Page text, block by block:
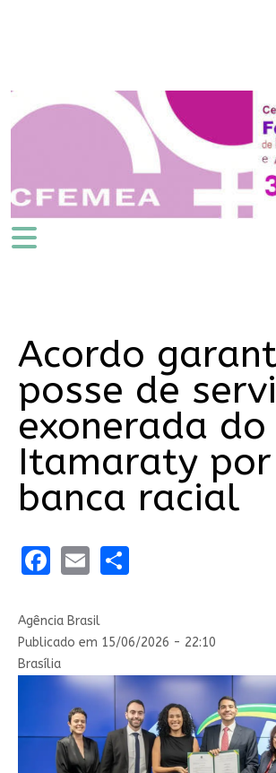
Acordo
posse de
exonerada do
Itamaraty por
banca racial
Facebook
EmailShare
Agência Brasil
Publicado em 15/06/2026 - 22:10
Brasília